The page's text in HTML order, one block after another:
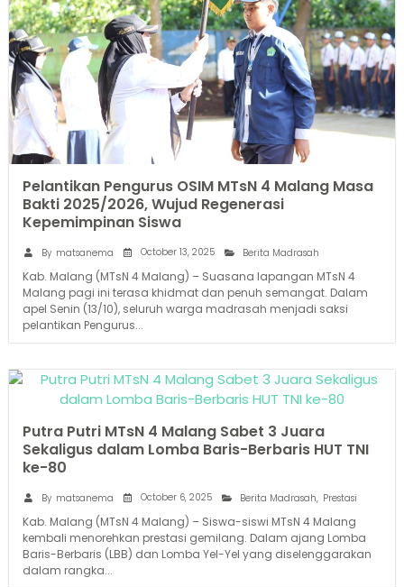
Pelantikan Pengurus OSIM MTsN 4 Malang Masa
Bakti 2025/2026, Wujud Regenerasi
Kepemimpinan Siswa
By matsanema October 13, 2025 Berita Madrasah
Kab. Malang (MTsN 4 Malang) – Suasana lapangan MTsN 4
Malang pagi ini terasa khidmat dan penuh semangat. Dalam
apel Senin (13/10), seluruh warga madrasah menjadi saksi
pelantikan Pengurus...
Putra Putri MTsN 4 Malang Sabet 3 Juara
Sekaligus dalam Lomba Baris-Berbaris HUT TNI
ke-80
By matsanema October 6, 2025 Berita Madrasah, Prestasi
Kab. Malang (MTsN 4 Malang) – Siswa-siswi MTsN 4 Malang
kembali menorehkan prestasi gemilang. Dalam ajang Lomba
Baris-Berbaris (LBB) dan Lomba Yel-Yel yang diselenggarakan
dalam rangka...